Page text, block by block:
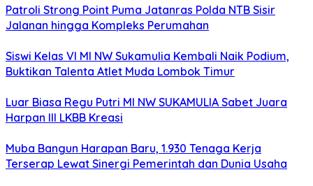
Patroli Strong Point Puma Jatanras Polda NTB Sisir
Jalanan hingga Kompleks Perumahan
Siswi Kelas VI MI NW Sukamulia Kembali Naik Podium,
Buktikan Talenta Atlet Muda Lombok Timur
Luar Biasa Regu Putri MI NW SUKAMULIA Sabet Juara
Harpan III LKBB Kreasi
Muba Bangun Harapan Baru, 1.930 Tenaga Kerja
Terserap Lewat Sinergi Pemerintah dan Dunia Usaha